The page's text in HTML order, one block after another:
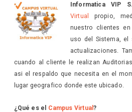
Informatica VIP
Virtual
propio,
nuestro clientes
uso del Sistema, el
actualizaciones.
cuando al cliente le realizan
asi el respaldo que necesita en el
lugar geografico donde este ubicado.
¿Qué es el Campus Virtual?